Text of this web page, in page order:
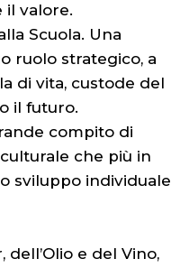
il valore.
Scuola. Una
ruolo strategico, a
di vita, custode del
il futuro.
compito di
che più in
sviluppo individuale
dell’Olio e del Vino,